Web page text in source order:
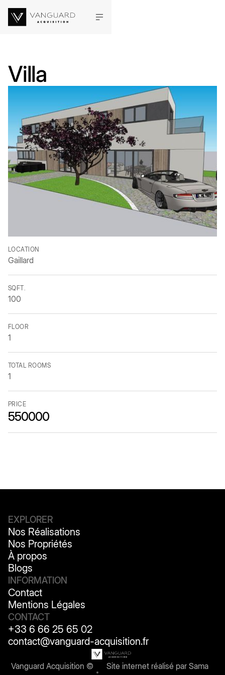
Villa
LOCATION
Gaillard
SQFT.
100
FLOOR
1
TOTAL ROOMS
1
PRICE
550000
EXPLORER
Nos Réalisations
Nos Réalisations
Nos Propriétés
Nos Propriétés
À propos
À propos
Blogs
Blogs
INFORMATION
Contact
Contact
Mentions Légales
Mentions Légales
CONTACT
+33 6 66 25 65 02
contact@vanguard-acquisition.fr
Vanguard Acquisition ©
Site internet réalisé parSama